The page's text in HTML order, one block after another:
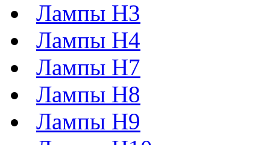
Лампы H3
Лампы H4
Лампы H7
Лампы H8
Лампы H9